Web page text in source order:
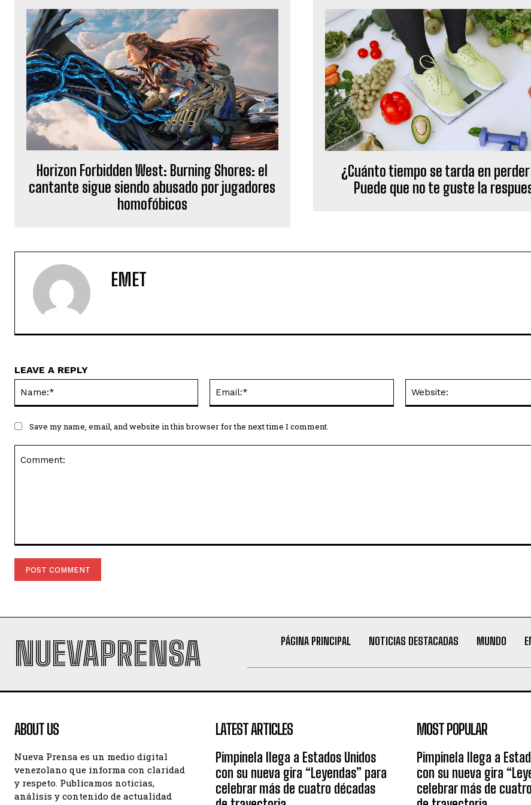
Horizon Forbidden West: Burning Shores: el
cantante sigue siendo abusado por jugadores
homofóbicos
¿Cuánto tiempo se tarda en
Puede que no te guste la
EMET
LEAVE A REPLY
Save my name, email, and website in this browser for the next time I comment.
NUEVAPRENSA PÁGINA PRINCIPAL NOTICIAS DESTACADAS MUNDO
ABOUT US
Nueva Prensa es un medio digital
venezolano que informa con claridad
y respeto. Publicamos noticias,
análisis y contenido de actualidad
LATEST ARTICLES
Pimpinela llega a Estados Unidos
con su nueva gira “Leyendas” para
celebrar más de cuatro décadas
MOST POPULAR
Pimpinela llega a
con su nueva gira
celebrar más de